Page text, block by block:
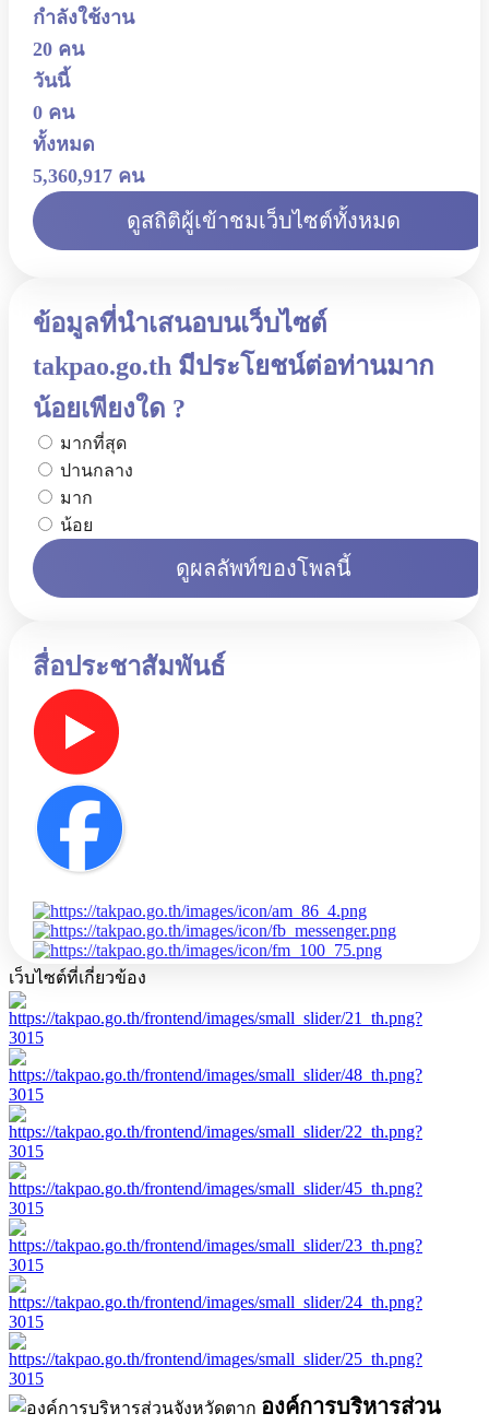
กำลังใช้งาน
20 คน
วันนี้
0 คน
ทั้งหมด
5,360,917 คน
ดูสถิติผู้เข้าชมเว็บไซต์ทั้งหมด
ข้อมูลที่นำเสนอบนเว็บไซต์
takpao.go.th มีประโยชน์ต่อท่านมาก
น้อยเพียงใด ?
มากที่สุด
ปานกลาง
มาก
น้อย
ดูผลลัพท์ของโพลนี้
สื่อประชาสัมพันธ์
เว็บไซต์ที่เกี่ยวข้อง
องค์การบริหารส่วน